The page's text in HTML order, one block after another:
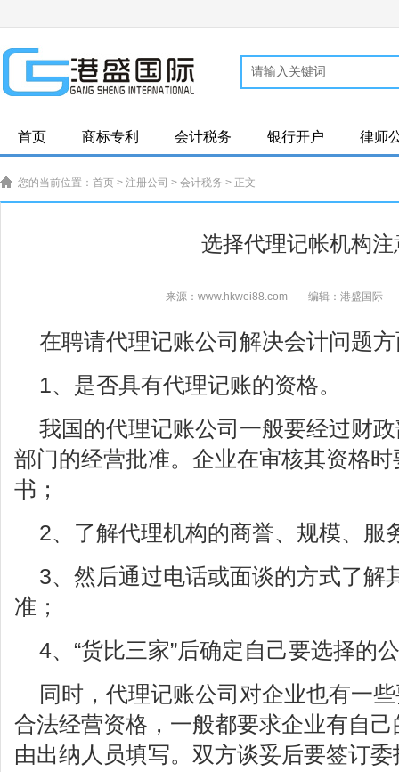
首页 商标专利 会计税务 银行开户 律师
您的当前位置： 首页 > 注册公司 > 会计税务 > 正文
选择代理记帐机构注
来源：www.hkwei88.com 编辑：港盛国际
在聘请代理记账公司解决会计问题
1、是否具有代理记账的资格。
我国的代理记账公司一般要经过财
部门的经营批准。企业在审核其资格
书；
2、了解代理机构的商誉、规模、服
3、然后通过电话或面谈的方式了解
准；
4、“货比三家”后确定自己要选择的
同时，代理记账公司对企业也有一
合法经营资格，一般都要求企业有自
由出纳人员填写。双方谈妥后要签订